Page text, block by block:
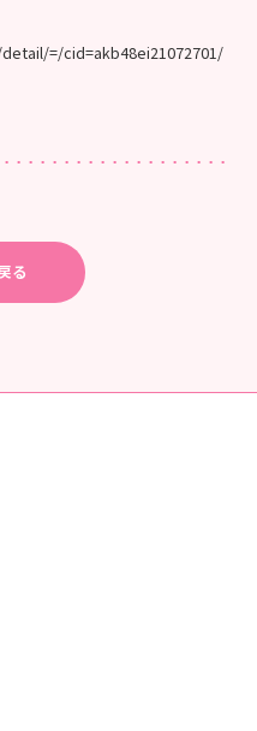
=/cid=akb48ei21072701/
る